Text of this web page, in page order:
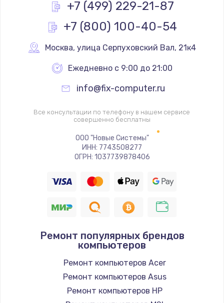
Заказать
Замена процессора
Замена системы охлаждения
1545 руб.
Заказать
Замена термопасты
1390 руб.
1045 руб.
Замена экрана
920 руб.
Заказать
+7 (499) 229-21-87
+7 (800) 100-40-54
Москва, улица Серпуховский Вал, 21к4
Ежедневно с 9:00 до 21:00
info@fix-computer.ru
Все консультации по телефону в нашем сервисе
совершенно бесплатны
ООО "Новые Системы"
ИНН: 7743508277
ОГРН: 1037739878406
Ремонт популярных брендов
компьютеров
Ремонт компьютеров Acer
Ремонт компьютеров Asus
Ремонт компьютеров HP